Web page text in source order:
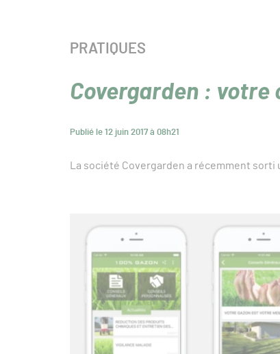
Covergarden : votre
Publié le 12 juin 2017 à 08h21
CATÉGORIE :
PRATIQUES
La société Covergarden a récemment